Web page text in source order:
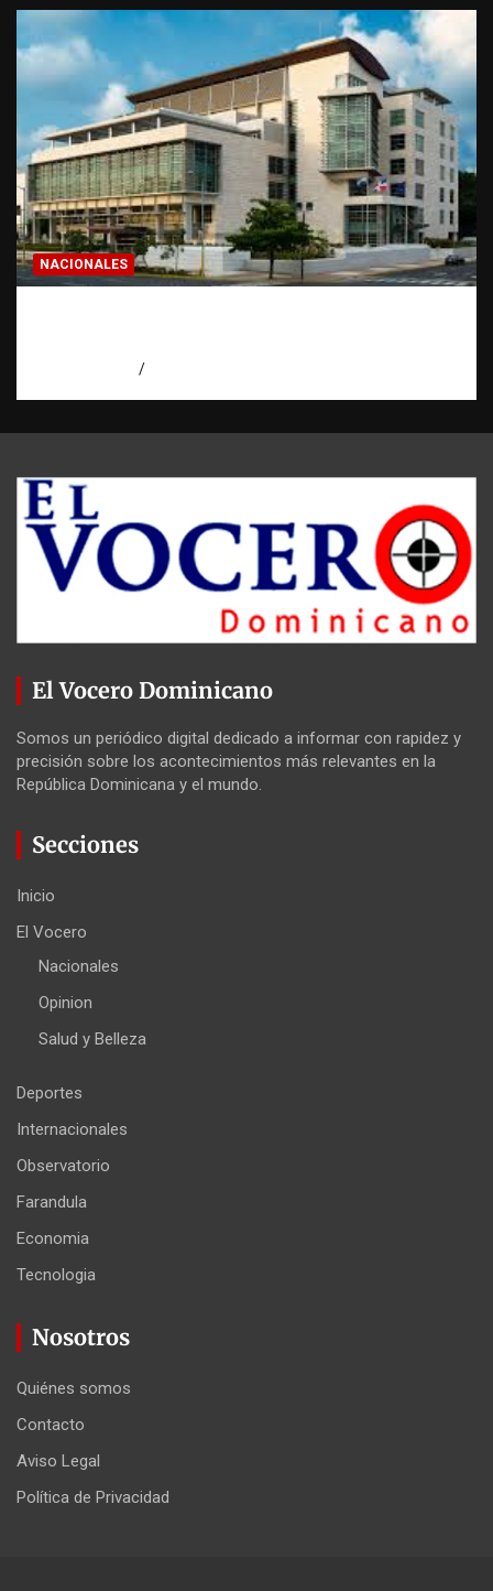
NACIONALES
El Vocero Dominicano
Somos un periódico digital dedicado a informar con rapidez y
precisión sobre los acontecimientos más relevantes en la
República Dominicana y el mundo.
Secciones
Inicio
El Vocero
Nacionales
Opinion
Salud y Belleza
Deportes
Internacionales
Observatorio
Farandula
Economia
Tecnologia
Nosotros
Quiénes somos
Contacto
Aviso Legal
Política de Privacidad